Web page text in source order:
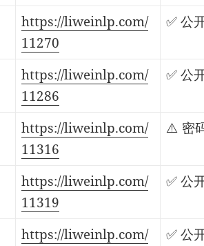
https://liweinlp.com/
11270
✅ 公
https://liweinlp.com/
11286
✅ 公
https://liweinlp.com/
11316
⚠️ 密
https://liweinlp.com/
11319
✅ 公
https://liweinlp.com/
✅ 公